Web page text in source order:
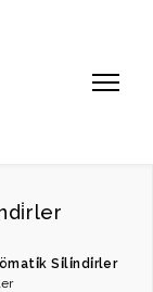
Si̇li̇ndi̇rler